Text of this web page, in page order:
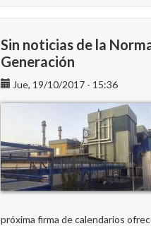
Sin noticias de la
Generación
Jue, 19/10/2017 - 15:36
próxima firma de calendarios